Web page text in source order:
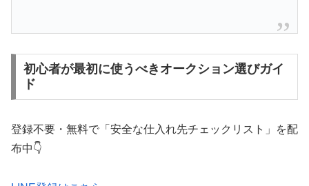
初心者が最初に使うべきオークション選びガイ
ド
登録不要・無料で「安全な仕入れ先チェックリスト」を配
布中👇